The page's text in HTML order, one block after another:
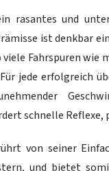
rasantes und
ist denkbar
Fahrspuren wie
jede erfolgreich
schnelle
von seiner
und bietet